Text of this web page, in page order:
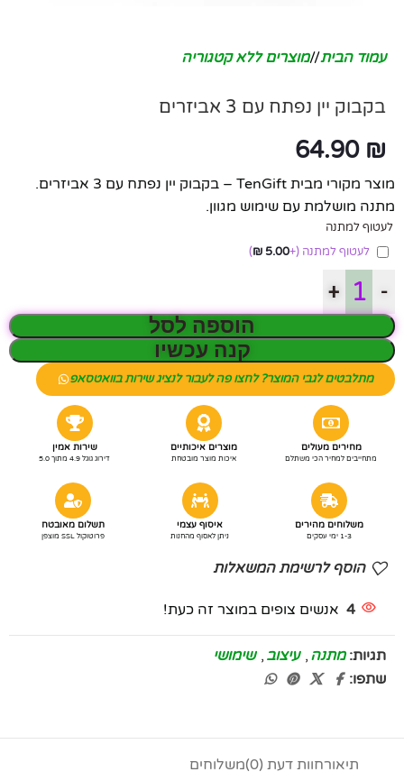
עמוד הבית/ מוצרים ללא קטגוריה
בקבוק יין נפתח עם 3 אביזרים
64.90 ₪
מוצר מקורי מבית TenGift – בקבוק יין נפתח עם 3 אביזרים.
מתנה מושלמת עם שימוש מגוון.
לעטוף למתנה
לעטוף למתנה (+
5.00
₪
)
-
+
הוספה לסל
קנה עכשיו
מתלבטים לגבי המוצר? לחצו פה לעבור לנציג שירות בוואטסאפ
מחירים מעולים
מתחייבים למחיר הכי משתלם
מוצרים איכותיים
איכות מוצר מובטחת
שירות אמין
דירוג גוגל 4.9 מתוך 5.0
משלוחים מהירים
1-3 ימי עסקים
איסוף עצמי
ניתן לאסוף מהחנות
תשלום מאובטח
פרוטוקול SSL מוצפן
הוסף לרשימת המשאלות
4 אנשים צופים במוצר זה כעת!
תגיות: מתנה , עיצוב , שימושי
שתפו:
תיאורחוות דעת (0) משלוחים